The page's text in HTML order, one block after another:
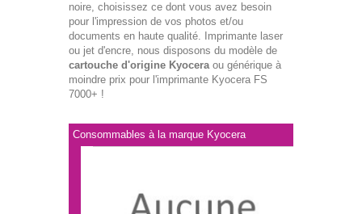
noire, choisissez ce dont vous avez besoin
pour l'impression de vos photos et/ou
documents en haute qualité. Imprimante laser
ou jet d'encre, nous disposons du modèle de
cartouche d'origine Kyoceraou générique à
moindre prix pour l'imprimante Kyocera FS
7000+ !
Consommables à la marque Kyocera